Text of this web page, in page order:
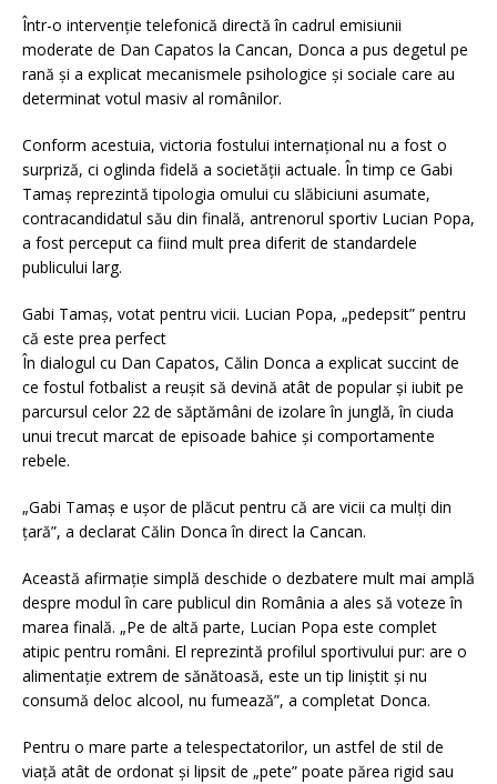
Într-o intervenție telefonică directă în cadrul emisiunii
moderate de Dan Capatos la Cancan, Donca a pus degetul pe
rană și a explicat mecanismele psihologice și sociale care au
determinat votul masiv al românilor.
Conform acestuia, victoria fostului internațional nu a fost o
surpriză, ci oglinda fidelă a societății actuale. În timp ce Gabi
Tamaș reprezintă tipologia omului cu slăbiciuni asumate,
contracandidatul său din finală, antrenorul sportiv Lucian Popa,
a fost perceput ca fiind mult prea diferit de standardele
publicului larg.
Gabi Tamaș, votat pentru vicii. Lucian Popa, „pedepsit” pentru
că este prea perfect
În dialogul cu Dan Capatos, Călin Donca a explicat succint de
ce fostul fotbalist a reușit să devină atât de popular și iubit pe
parcursul celor 22 de săptămâni de izolare în junglă, în ciuda
unui trecut marcat de episoade bahice și comportamente
rebele.
„Gabi Tamaș e ușor de plăcut pentru că are vicii ca mulți din
țară”, a declarat Călin Donca în direct la Cancan.
Această afirmație simplă deschide o dezbatere mult mai amplă
despre modul în care publicul din România a ales să voteze în
marea finală. „Pe de altă parte, Lucian Popa este complet
atipic pentru români. El reprezintă profilul sportivului pur: are o
alimentație extrem de sănătoasă, este un tip liniștit și nu
consumă deloc alcool, nu fumează”, a completat Donca.
Pentru o mare parte a telespectatorilor, un astfel de stil de
viață atât de ordonat și lipsit de „pete” poate părea rigid sau